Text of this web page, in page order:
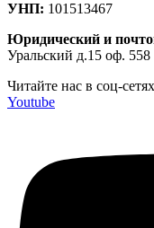
УНП: 101513467
Юридический и
Уральский д.15 оф. 558
Читайте нас в соц-
Youtube